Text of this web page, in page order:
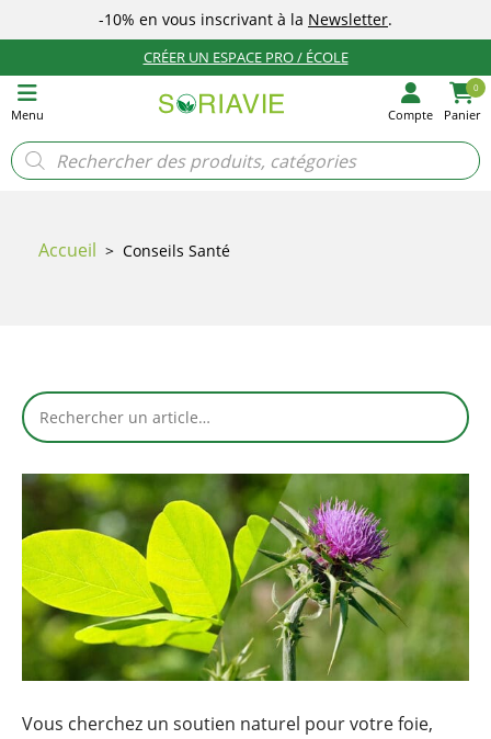
-10% en vous inscrivant à la Newsletter.
CRÉER UN ESPACE PRO / ÉCOLE
Menu Compte
0
Panier
Recherche
de
produits
Accueil > Conseils Santé
Vous cherchez un soutien naturel pour votre foie,